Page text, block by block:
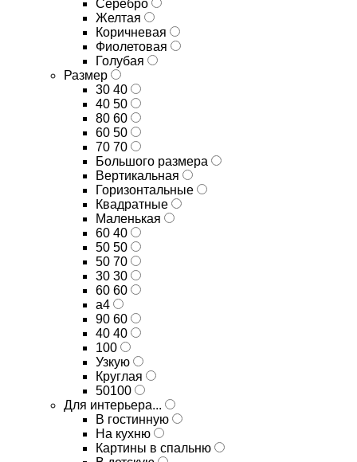
Серебро
Желтая
Коричневая
Фиолетовая
Голубая
Размер
30 40
40 50
80 60
60 50
70 70
Большого размера
Вертикальная
Горизонтальные
Квадратные
Маленькая
60 40
50 50
50 70
30 30
60 60
а4
90 60
40 40
100
Узкую
Круглая
50100
Для интерьера...
В гостинную
На кухню
Картины в спальню